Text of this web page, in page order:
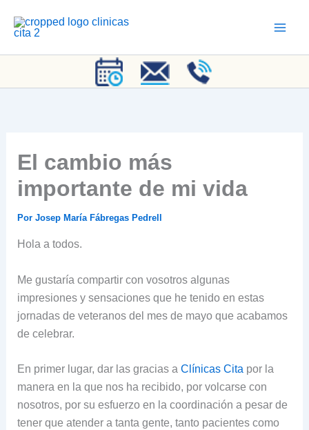
El cambio más
importante de mi vida
Por Josep María Fábregas Pedrell
Hola a todos.
Me gustaría compartir con vosotros algunas
impresiones y sensaciones que he tenido en estas
jornadas de veteranos del mes de mayo que acabamos
de celebrar.
En primer lugar, dar las gracias a Clínicas Cita por la
manera en la que nos ha recibido, por volcarse con
nosotros, por su esfuerzo en la coordinación a pesar de
tener que atender a tanta gente, tanto pacientes como